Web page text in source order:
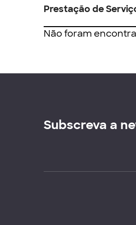
Prestação de
Não foram
Subscreva a